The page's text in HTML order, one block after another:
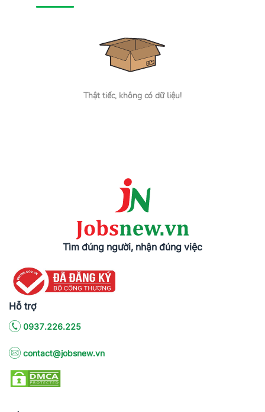
Thật tiếc, không có dữ liệu!
Tìm đúng người, nhận đúng việc
Hỗ trợ
0937.226.225
contact@jobsnew.vn